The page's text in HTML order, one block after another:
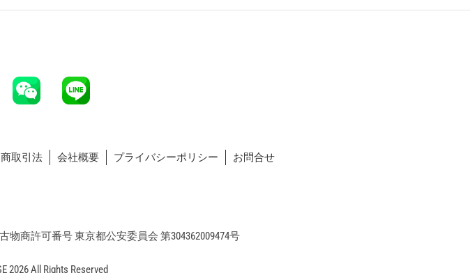
取引法 会社概要 プライバシーポリシー お問合せ
物商許可番号 東京都公安委員会 第304362009474号
2026 All Rights Reserved